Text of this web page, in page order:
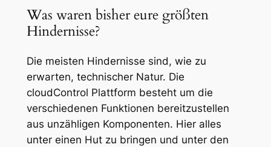
Was waren bisher eure größten
Hindernisse?
Die meisten Hindernisse sind, wie zu
erwarten, technischer Natur. Die
cloudControl Plattform besteht um die
verschiedenen Funktionen bereitzustellen
aus unzähligen Komponenten. Hier alles
unter einen Hut zu bringen und unter den